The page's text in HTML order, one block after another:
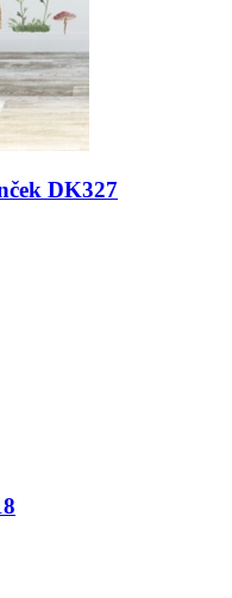
DK327